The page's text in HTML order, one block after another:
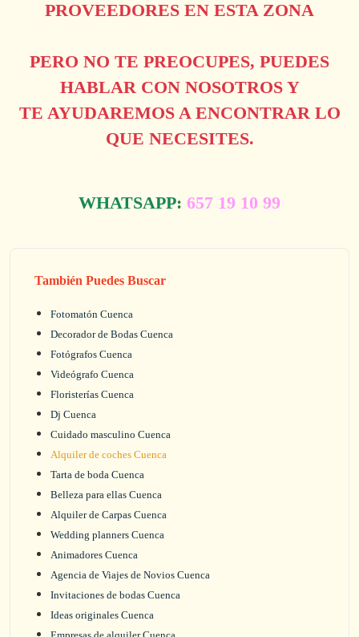
PROVEEDORES EN ESTA ZONA
PERO NO TE PREOCUPES, PUEDES
HABLAR CON NOSOTROS Y
TE AYUDAREMOS A ENCONTRAR LO
QUE NECESITES.
WHATSAPP: 657 19 10 99
También Puedes Buscar
Fotomatón Cuenca
Decorador de Bodas Cuenca
Fotógrafos Cuenca
Videógrafo Cuenca
Floristerías Cuenca
Dj Cuenca
Cuidado masculino Cuenca
Alquiler de coches Cuenca
Tarta de boda Cuenca
Belleza para ellas Cuenca
Alquiler de Carpas Cuenca
Wedding planners Cuenca
Animadores Cuenca
Agencia de Viajes de Novios Cuenca
Invitaciones de bodas Cuenca
Ideas originales Cuenca